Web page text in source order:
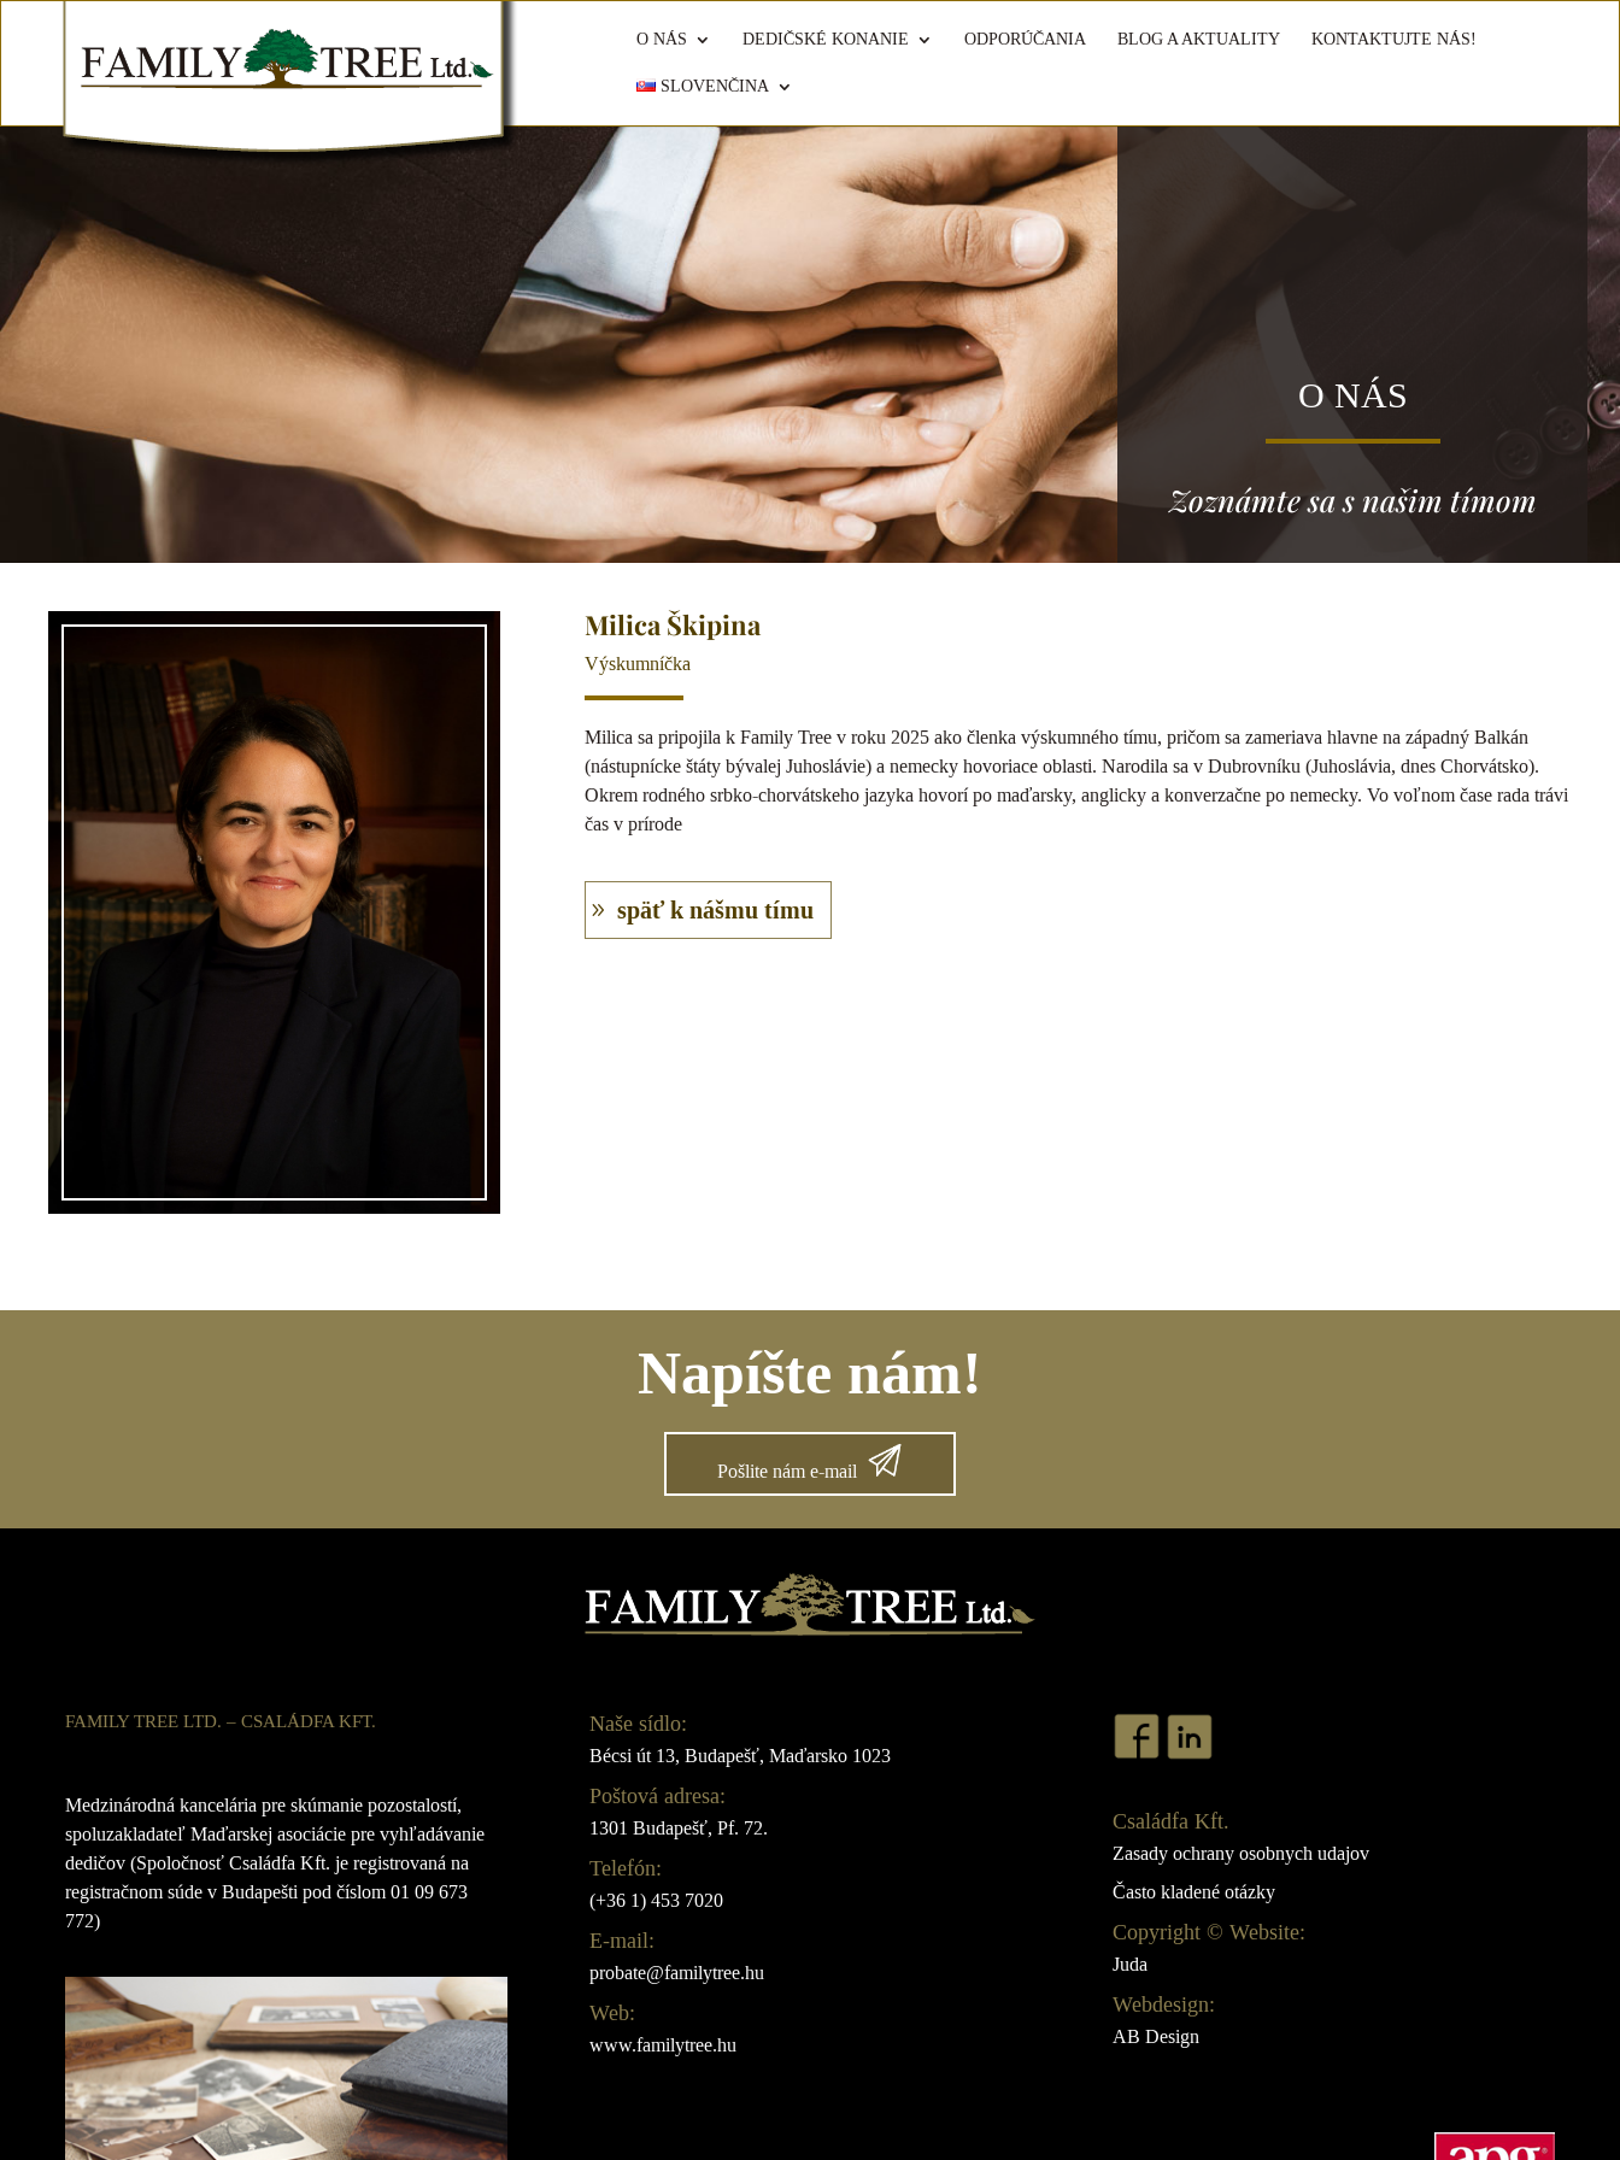
O NÁS DEDIČSKÉ KONANIE ODPORÚČANIA BLOG A AKTUALITY KONTAKTUJTE NÁS!
SLOVENČINA
O NÁS
Zoznámte sa s našim tímom
Milica Škipina
Výskumníčka
Milica sa pripojila k Family Tree v roku 2025 ako členka výskumného tímu, pričom sa zameriava hlavne na západný Balkán
(nástupnícke štáty bývalej Juhoslávie) a nemecky hovoriace oblasti. Narodila sa v Dubrovníku (Juhoslávia, dnes Chorvátsko).
Okrem rodného srbko-chorvátskeho jazyka hovorí po maďarsky, anglicky a konverzačne po nemecky. Vo voľnom čase rada trávi
čas v prírode
späť k nášmu tímu
Napíšte nám!
Pošlite nám e-mail
FAMILY TREE LTD. – CSALÁDFA KFT.
Medzinárodná kancelária pre skúmanie pozostalostí,
spoluzakladateľ Maďarskej asociácie pre vyhľadávanie
dedičov (Spoločnosť Családfa Kft. je registrovaná na
registračnom súde v Budapešti pod číslom 01 09 673
772)
Naše sídlo:
Bécsi út 13, Budapešť, Maďarsko 1023
Poštová adresa:
1301 Budapešť, Pf. 72.
Telefón:
(+36 1) 453 7020
E-mail:
probate@familytree.hu
Web:
www.familytree.hu
Családfa Kft.
Zasady ochrany osobnych udajov
Často kladené otázky
Copyright © Website:
Juda
Webdesign:
AB Design